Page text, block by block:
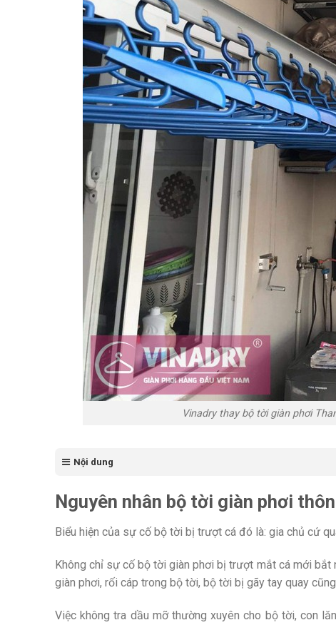
Vinadry thay bộ tời giàn phơi
Nội dung
Nguyên nhân bộ tời giàn phơi
Biểu hiện của sự cố bộ tời bị trượt cá đó là: gia chủ cứ
Không chỉ sự cố bộ tời giàn phơi bị trượt mắt cá mới bắt
giàn phơi, rối cáp trong bộ tời, bộ tời bị gãy tay quay
Việc không tra dầu mỡ thường xuyên cho bộ tời, con